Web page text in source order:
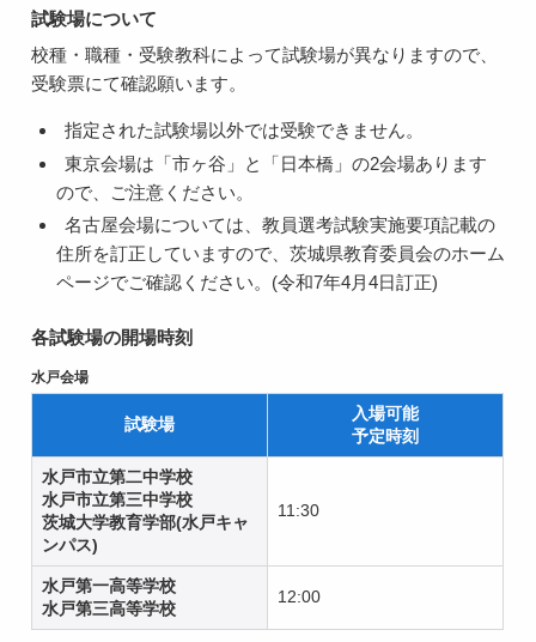
試験場について
校種・職種・受験教科によって試験場が異なりますので、
受験票にて確認願います。
指定された試験場以外では受験できません。
東京会場は「市ヶ谷」と「日本橋」の2会場あります
ので、ご注意ください。
名古屋会場については、教員選考試験実施要項記載の
住所を訂正していますので、茨城県教育委員会のホーム
ページでご確認ください。(令和7年4月4日訂正)
各試験場の開場時刻
水戸会場
試験場
入場可能
予定時刻
水戸市立第二中学校
水戸市立第三中学校
茨城大学教育学部(水戸キャ
ンパス)
11:30
水戸第一高等学校
水戸第三高等学校
12:00